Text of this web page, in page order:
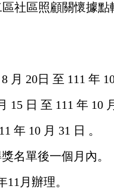
社區照顧關懷據
月 20日 至 111 年
15 日 至 111 年 10
年 10 月 31 日 。
名單後一個月內。
月辦理。